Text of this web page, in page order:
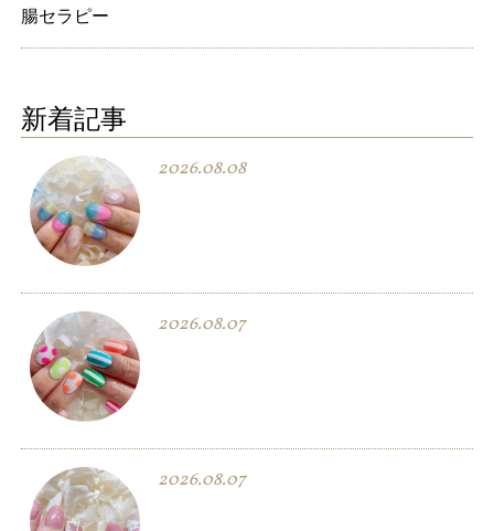
腸セラピー
新着記事
2026.08.08
2026.08.07
2026.08.07